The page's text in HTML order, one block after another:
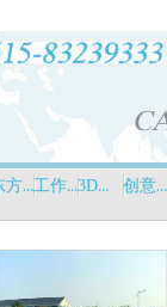
东方平台 工作营 3D打印中心 创意设计中心